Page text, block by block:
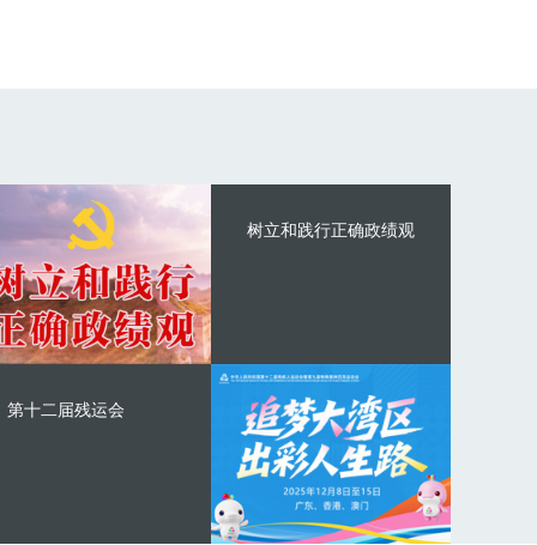
树立和践行正确政绩观
第十二届残运会